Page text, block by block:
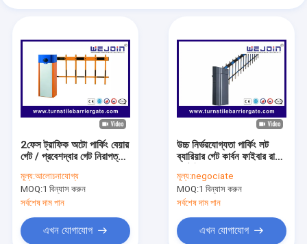
2ফেস ট্রাফিক অটো পার্কিং বেয়ার
গেট / প্রবেশদ্বার গেট নিরাপত্তা
মূল্য:আলোচনাযোগ্য
MOQ:1 বিন্যাস করুন
সর্বশেষ দাম পান
এখন যোগাযোগ
উচ্চ নির্ভরযোগ্যতা পার্কিং লট
ব্যারিয়ার গেট কার্বন ফাইবার রাউন্ড
মূল্য:negociate
MOQ:1 বিন্যাস করুন
সর্বশেষ দাম পান
এখন যোগাযোগ